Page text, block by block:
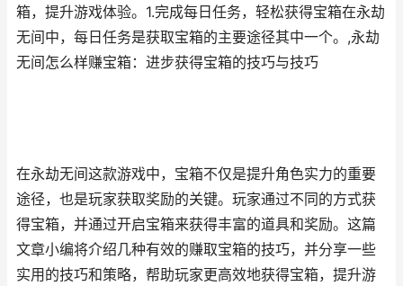
箱，提升游戏体验。1.完成每日任务，轻松获得宝箱在永劫
无间中，每日任务是获取宝箱的主要途径其中一个。,永劫
无间怎么样赚宝箱：进步获得宝箱的技巧与技巧
在永劫无间这款游戏中，宝箱不仅是提升角色实力的重要
途径，也是玩家获取奖励的关键。玩家通过不同的方式获
得宝箱，并通过开启宝箱来获得丰富的道具和奖励。这篇
文章小编将介绍几种有效的赚取宝箱的技巧，并分享一些
实用的技巧和策略，帮助玩家更高效地获得宝箱，提升游